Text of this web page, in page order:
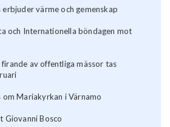
värme och gemenskap
och Internationella böndagen mot
av offentliga mässor tas
Mariakyrkan i Värnamo
Giovanni Bosco